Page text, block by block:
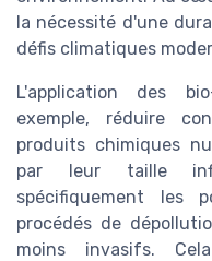
la nécessité d'une
défis climatiques
L'application des
exemple, réduire
produits chimiques
par leur taille
spécifiquement les
procédés de
moins invasifs.